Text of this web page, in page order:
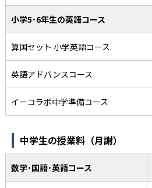
小学5･6年生の英語コース
算国セット 小学英語コース
英語アドバンスコース
イーコラボ中学準備コース
中学生の授業料（月謝）
数学･国語･英語コース